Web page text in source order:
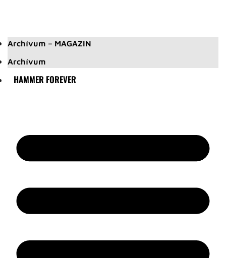
Archívum – MAGAZIN
Archívum
HAMMER FOREVER